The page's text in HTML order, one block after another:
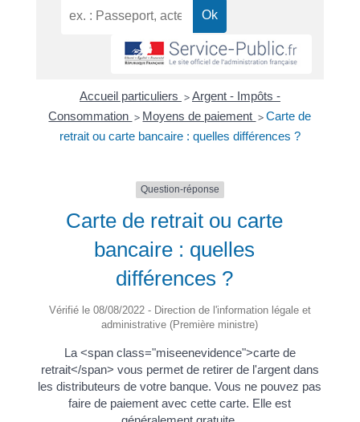
Accueil particuliers > Argent - Impôts -
Consommation > Moyens de paiement > Carte de
retrait ou carte bancaire : quelles différences ?
Question-réponse
Carte de retrait ou carte
bancaire : quelles
différences ?
Vérifié le 08/08/2022 - Direction de l'information légale et
administrative (Première ministre)
La <span class="miseenevidence">carte de
retrait</span> vous permet de retirer de l'argent dans
les distributeurs de votre banque. Vous ne pouvez pas
faire de paiement avec cette carte. Elle est